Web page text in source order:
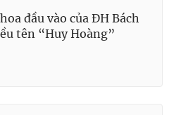
đầu vào của ĐH Bách
tên “Huy Hoàng”